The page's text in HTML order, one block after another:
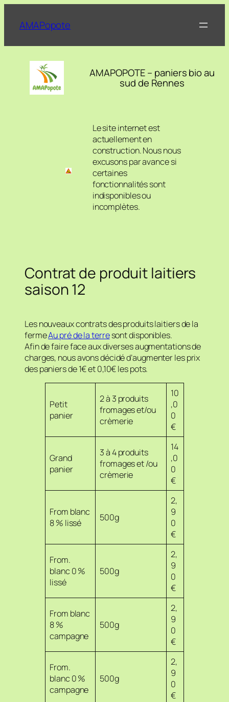
AMAPopote
AMAPOPOTE – paniers bio au
sud de Rennes
Le site internet est
actuellement en
construction. Nous nous
excusons par avance si
certaines
fonctionnalités sont
indisponibles ou
incomplètes.
Contrat de produit laitiers
saison 12
Les nouveaux contrats des produits laitiers de la
fermeAu pré de la terresont disponibles.
Afin de faire face aux diverses augmentations de
charges, nous avons décidé d’augmenter les prix
des paniers de 1€ et 0,10€ les pots.
Petit
panier
2 à 3 produits
fromages et/ou
crèmerie
10
,0
0
€
Grand
panier
3 à 4 produits
fromages et /ou
crèmerie
14
,0
0
€
From blanc
8 % lissé
500g
2,
9
0
€
From.
blanc 0 %
lissé
500g
2,
9
0
€
From blanc
8 %
campagne
500g
2,
9
0
€
From.
blanc 0 %
campagne
500g
2,
9
0
€